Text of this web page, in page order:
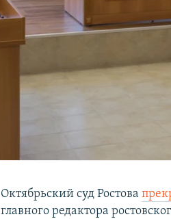
Октябрьский суд Ростова
главного редактора